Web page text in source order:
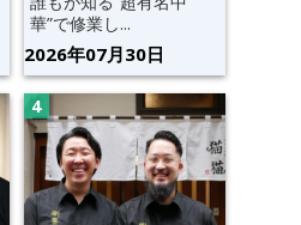
華”で修業し...
2026年07月30日